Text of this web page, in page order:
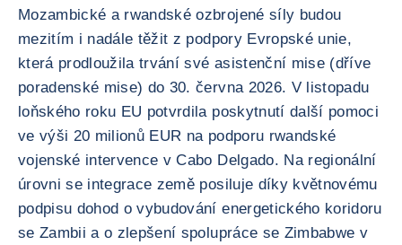
Mozambické a rwandské ozbrojené síly budou
mezitím i nadále těžit z podpory Evropské unie,
která prodloužila trvání své asistenční mise (dříve
poradenské mise) do 30. června 2026. V listopadu
loňského roku EU potvrdila poskytnutí další pomoci
ve výši 20 milionů EUR na podporu rwandské
vojenské intervence v Cabo Delgado. Na regionální
úrovni se integrace země posiluje díky květnovému
podpisu dohod o vybudování energetického koridoru
se Zambii a o zlepšení spolupráce se Zimbabwe v